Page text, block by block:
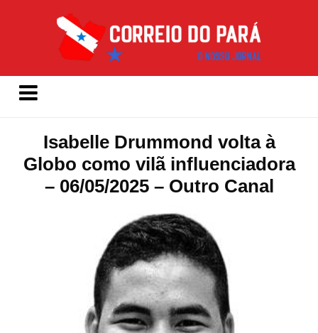
Isabelle Drummond volta à
Globo como vilã influenciadora
– 06/05/2025 – Outro Canal